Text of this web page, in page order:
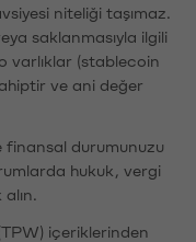
niteliği taşımaz.
saklanmasıyla ilgili
varlıklar (stablecoin
ve ani değer
finansal durumunuzu
hukuk, vergi
içeriklerinden